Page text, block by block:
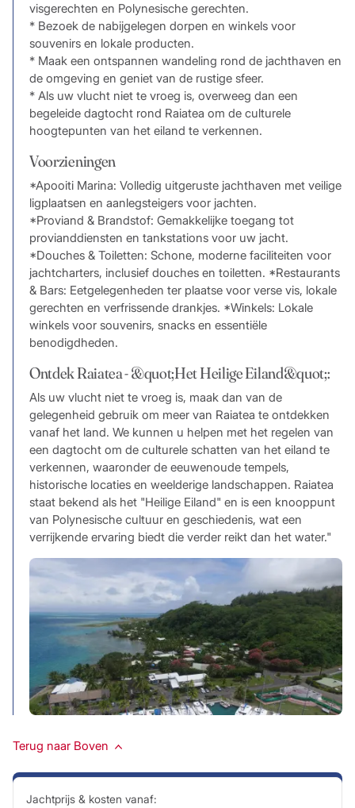
visgerechten en Polynesische gerechten.
* Bezoek de nabijgelegen dorpen en winkels voor
souvenirs en lokale producten.
* Maak een ontspannen wandeling rond de jachthaven en
de omgeving en geniet van de rustige sfeer.
* Als uw vlucht niet te vroeg is, overweeg dan een
begeleide dagtocht rond Raiatea om de culturele
hoogtepunten van het eiland te verkennen.
Voorzieningen
*Apooiti Marina: Volledig uitgeruste jachthaven met veilige
ligplaatsen en aanlegsteigers voor jachten.
*Proviand & Brandstof: Gemakkelijke toegang tot
provianddiensten en tankstations voor uw jacht.
*Douches & Toiletten: Schone, moderne faciliteiten voor
jachtcharters, inclusief douches en toiletten. *Restaurants
& Bars: Eetgelegenheden ter plaatse voor verse vis, lokale
gerechten en verfrissende drankjes. *Winkels: Lokale
winkels voor souvenirs, snacks en essentiële
benodigdheden.
Ontdek Raiatea - &quot;Het Heilige Eiland&quot;:
Als uw vlucht niet te vroeg is, maak dan van de
gelegenheid gebruik om meer van Raiatea te ontdekken
vanaf het land. We kunnen u helpen met het regelen van
een dagtocht om de culturele schatten van het eiland te
verkennen, waaronder de eeuwenoude tempels,
historische locaties en weelderige landschappen. Raiatea
staat bekend als het "Heilige Eiland" en is een knooppunt
van Polynesische cultuur en geschiedenis, wat een
verrijkende ervaring biedt die verder reikt dan het water."
Terug naar Boven
Jachtprijs & kosten vanaf: